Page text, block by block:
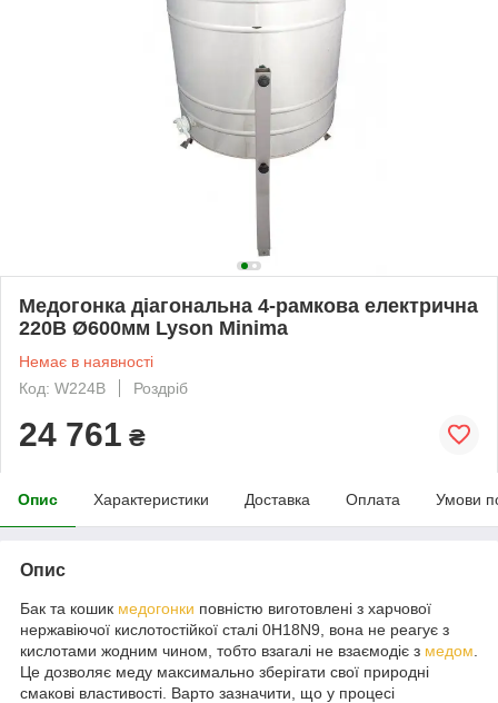
Медогонка діагональна 4-рамкова електрична
220В Ø600мм Lyson Minima
Немає в наявності
Код: W224B
Роздріб
24 761 ₴
Опис Характеристики Доставка Оплата Умови
Опис
Бак та кошик медогонки повністю виготовлені з харчової
нержавіючої кислотостійкої сталі 0H18N9, вона не реагує з
кислотами жодним чином, тобто взагалі не взаємодіє з медом
Це дозволяє меду максимально зберігати свої природні
смакові властивості. Варто зазначити, що у процесі